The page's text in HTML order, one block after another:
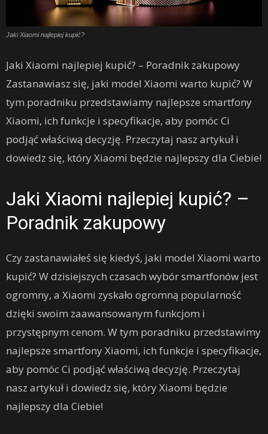
Jaki Xiaomi najlepiej kupić?
Jaki Xiaomi najlepiej kupić? – Poradnik zakupowy
Zastanawiasz się, jaki model Xiaomi warto kupić? W
tym poradniku przedstawiamy najlepsze smartfony
Xiaomi, ich funkcje i specyfikacje, aby pomóc Ci
podjąć właściwą decyzję. Przeczytaj nasz artykuł i
dowiedz się, który Xiaomi będzie najlepszy dla Ciebie!
Jaki Xiaomi najlepiej kupić? –
Poradnik zakupowy
Czy zastanawiałeś się kiedyś, jaki model Xiaomi warto
kupić? W dzisiejszych czasach wybór smartfonów jest
ogromny, a Xiaomi zyskało ogromną popularność
dzięki swoim zaawansowanym funkcjom i
przystępnym cenom. W tym poradniku przedstawimy
najlepsze smartfony Xiaomi, ich funkcje i specyfikacje,
aby pomóc Ci podjąć właściwą decyzję. Przeczytaj
nasz artykuł i dowiedz się, który Xiaomi będzie
najlepszy dla Ciebie!